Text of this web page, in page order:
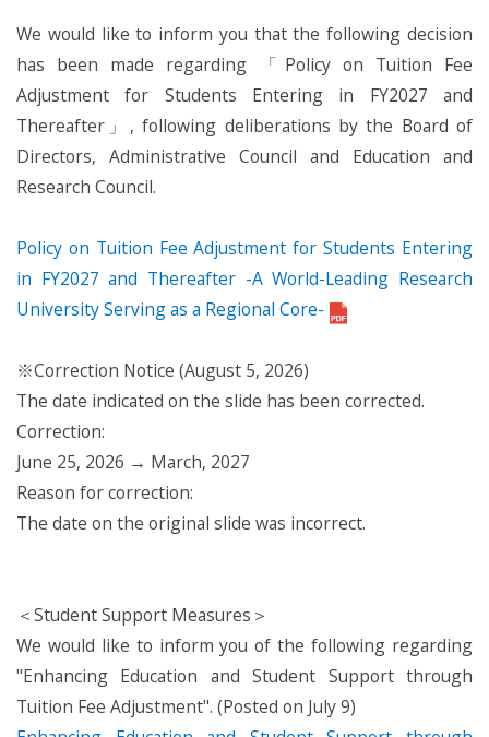
We would like to inform you that the following decision
has been made regarding 「Policy on Tuition Fee
Adjustment for Students Entering in FY2027 and
Thereafter」, following deliberations by the Board of
Directors, Administrative Council and Education and
Research Council.
Policy on Tuition Fee Adjustment for Students Entering
in FY2027 and Thereafter -A World-Leading Research
University Serving as a Regional Core-
※Correction Notice (August 5, 2026)
The date indicated on the slide has been corrected.
Correction:
June 25, 2026 → March, 2027
Reason for correction:
The date on the original slide was incorrect.
＜Student Support Measures＞
We would like to inform you of the following regarding
"Enhancing Education and Student Support through
Tuition Fee Adjustment". (Posted on July 9)